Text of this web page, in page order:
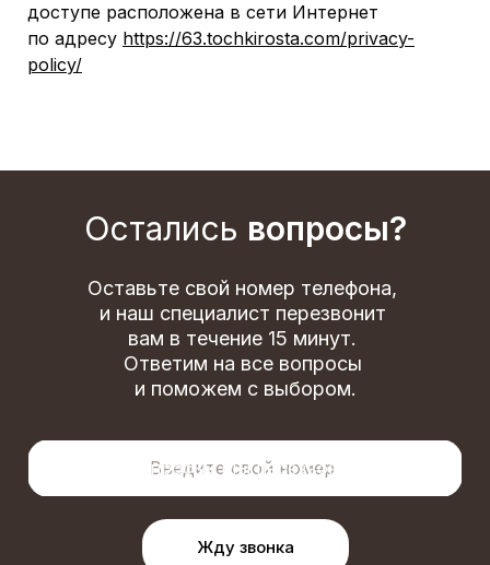
доступе расположена в сети Интернет
по адресу https://63.tochkirosta.com/privacy-
policy/
Остались вопросы?
Оставьте свой номер телефона,
и наш специалист перезвонит
вам в течение 15 минут.
Ответим на все вопросы
и поможем с выбором.
Остались вопросы? Мы перезвоним! *
Жду звонка